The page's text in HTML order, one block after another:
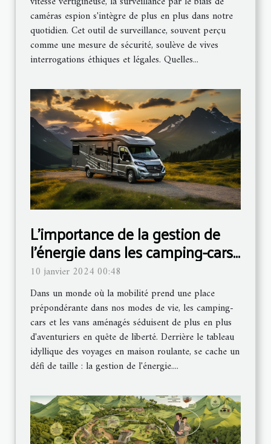
caméras espion s'intègre de plus en plus dans notre
quotidien. Cet outil de surveillance, souvent perçu
comme une mesure de sécurité, soulève de vives
interrogations éthiques et légales. Quelles...
L'importance de la gestion de
l'énergie dans les camping-cars
et les vans aménagés
10 janvier 2024 00:48
Dans un monde où la mobilité prend une place
prépondérante dans nos modes de vie, les camping-
cars et les vans aménagés séduisent de plus en plus
d'aventuriers en quête de liberté. Derrière le tableau
idyllique des voyages en maison roulante, se cache un
défi de taille : la gestion de l'énergie....